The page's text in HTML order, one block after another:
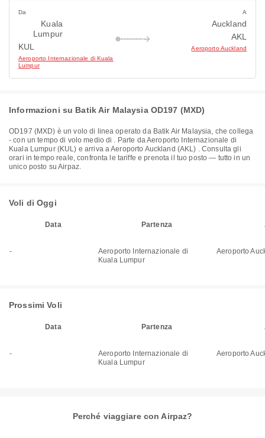
Da
Kuala
Lumpur
KUL
Aeroporto Internazionale di Kuala
Lumpur
A
Auckland
AKL
Aeroporto Auckland
Informazioni su Batik Air Malaysia OD197 (MXD)
OD197 (MXD) è un volo di linea operato da Batik Air Malaysia, che collega
-con un tempo di volo medio di . Parte daAeroporto Internazionale di
Kuala Lumpur (KUL) e arriva aAeroporto Auckland (AKL) . Consulta gli
orari in tempo reale, confronta le tariffe e prenota il tuo posto — tutto in un
unico posto su Airpaz.
Voli di Oggi
Data Partenza
-
Aeroporto Internazionale di
Kuala Lumpur
Aeroporto
Prossimi Voli
Data Partenza
-
Aeroporto Internazionale di
Kuala Lumpur
Aeroporto
Perché viaggiare con Airpaz?